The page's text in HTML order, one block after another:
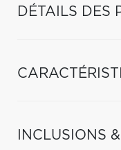
DÉTAILS DES
INCLUSIONS